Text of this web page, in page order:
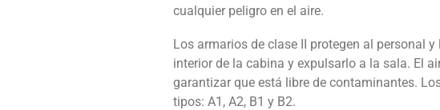
cualquier peligro en el aire.
Los armarios de clase II protegen al personal
interior de la cabina y expulsarlo a la sala. El
garantizar que está libre de contaminantes.
tipos: A1, A2, B1 y B2.